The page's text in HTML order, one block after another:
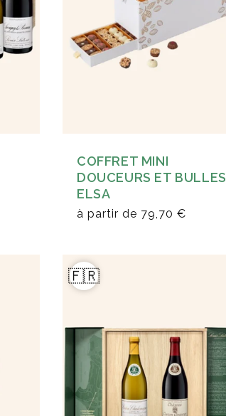
COFFRET MINI
DOUCEURS ET BULLES
ELSA
à partir de 79,70 €
🇫🇷